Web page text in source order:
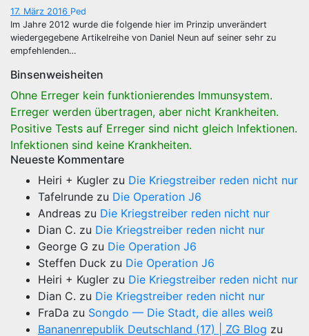
17. März 2016 Ped
Im Jahre 2012 wurde die folgende hier im Prinzip unverändert
wiedergegebene Artikelreihe von Daniel Neun auf seiner sehr zu
empfehlenden…
Binsenweisheiten
Ohne Erreger kein funktionierendes Immunsystem.
Erreger werden übertragen, aber nicht Krankheiten.
Positive Tests auf Erreger sind nicht gleich Infektionen.
Infektionen sind keine Krankheiten.
Neueste Kommentare
Heiri + Kugler zu Die Kriegstreiber reden nicht nur
Tafelrunde zu Die Operation J6
Andreas zu Die Kriegstreiber reden nicht nur
Dian C. zu Die Kriegstreiber reden nicht nur
George G zu Die Operation J6
Steffen Duck zu Die Operation J6
Heiri + Kugler zu Die Kriegstreiber reden nicht nur
Dian C. zu Die Kriegstreiber reden nicht nur
FraDa zu Songdo — Die Stadt, die alles weiß
Bananenrepublik Deutschland (17) | ZG Blog zu